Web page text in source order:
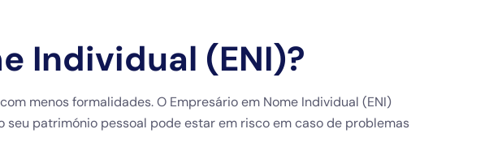
Individual (ENI)?
menos formalidades. O Empresário em Nome Individual (ENI)
património pessoal pode estar em risco em caso de problemas